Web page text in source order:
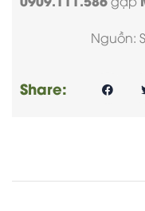
Nguồn:
Share: